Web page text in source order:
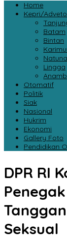
Home
Kepri/
Batam
Bintan
Natuna
Lingga
Otomatif
Politik
Siak
Nasional
Hukrim
Ekonomi
Gallery Foto
Pendidikan
DPR RI
Seksual